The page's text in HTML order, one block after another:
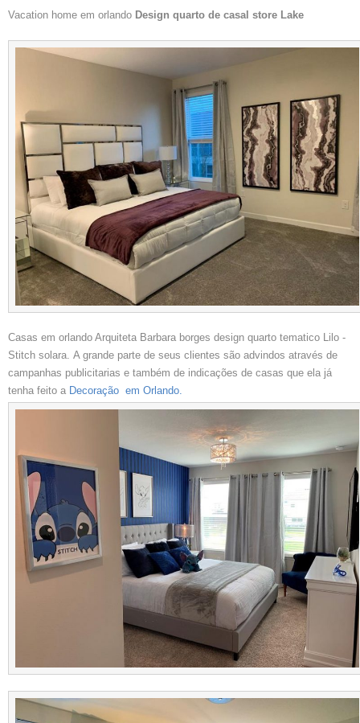
Vacation home em orlando Design quarto de casal store Lake
Casas em orlando Arquiteta Barbara borges design quarto tematico Lilo -
Stitch solara. A grande parte de seus clientes são advindos através de
campanhas publicitarias e também de indicações de casas que ela já
tenha feito a Decoração em Orlando.